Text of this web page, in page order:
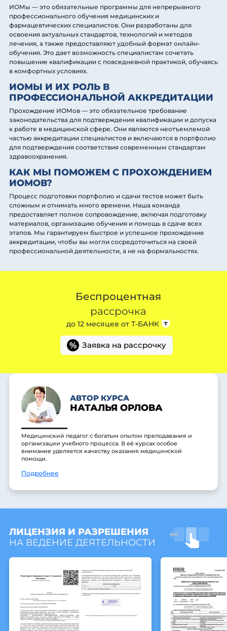
ИОМы — это обязательные программы для непрерывного
профессионального обучения медицинских и
фармацевтических специалистов. Они разработаны для
освоения актуальных стандартов, технологий и методов
лечения, а также предоставляют удобный формат онлайн-
обучения. Это дает возможность специалистам сочетать
повышение квалификации с повседневной практикой, обучаясь
в комфортных условиях.
ИОМЫ И ИХ РОЛЬ В
ПРОФЕССИОНАЛЬНОЙ АККРЕДИТАЦИИ
Прохождение ИОМов — это обязательное требование
законодательства для подтверждения квалификации и допуска
к работе в медицинской сфере. Они являются неотъемлемой
частью аккредитации специалистов и включаются в портфолио
для подтверждения соответствия современным стандартам
здравоохранения.
КАК МЫ ПОМОЖЕМ С ПРОХОЖДЕНИЕМ
ИОМОВ?
Процесс подготовки портфолио и сдачи тестов может быть
сложным и отнимать много времени. Наша команда
предоставляет полное сопровождение, включая подготовку
материалов, организацию обучения и помощь в сдаче всех
этапов. Мы гарантируем быстрое и успешное прохождение
аккредитации, чтобы вы могли сосредоточиться на своей
профессиональной деятельности, а не на формальностях.
Беспроцентная
рассрочка
до 12 месяцев от Т-БАНК
% Заявка на рассрочку
АВТОР КУРСА
НАТАЛЬЯ ОРЛОВА
Медицинский педагог с богатым опытом преподавания и
организации учебного процесса. В её курсах особое
внимание уделяется качеству оказания медицинской
помощи.
Подробнее
ЛИЦЕНЗИЯ И РАЗРЕШЕНИЯ
НА ВЕДЕНИЕ ДЕЯТЕЛЬНОСТИ